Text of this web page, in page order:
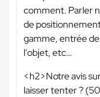
comment. Parler
de
gamme, entrée
l'objet, etc…
<h2>Notre avis
laisser tenter ?